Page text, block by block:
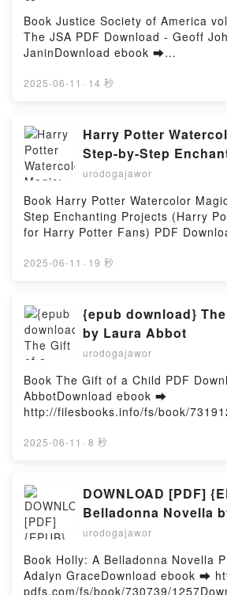
Robbie MacNiven VK, Runescape:
Hallowvale Robbie MacNiven
The Fall of Hallowvale Robbie
Free DownloadPowered by Firstory
Book Justice Society of America
The JSA PDF Download - Geoff
JaninDownload ebook ➡
or Read Online Justice Society of
vol. 2: Long Live The JSA Geoff
PDF, Justice Society of America
The JSA Geoff Johns, Mikel Janin
Society of America vol. 2: Long
Johns, Mikel Janin Read Online,
America vol. 2: Long Live The JSA
Mikel Janin Audiobook, Justice
vol. 2: Long Live The JSA Geoff
VK, Justice Society of America vol.
Mikel Janin Epub VK, Justice
2: Long Live The JSA Geoff
DownloadPowered by Firstory
2025-06-11 · 14 秒
Harry Potter
Step-by-Step
(Harry Potter Crafts,
Iphone New Format
urodogajawor
Book Harry Potter Watercolor
Step Enchanting Projects (Harry
for Harry Potter Fans) PDF
pdfs.com/fs/book/614538/
for Harry Potter Fans) Free Book
by Tugce AudoireHarry Potter
Step-by-Step Enchanting Projects
Crafts, Gifts for Harry Potter Fans)
PDF, Harry Potter Watercolor
Enchanting Projects (Harry Potter
Harry Potter Fans) Tugce Audoire
Watercolor Magic: 32 Step-by-Step
Projects (Harry Potter Crafts, Gifts
Projects (Harry Potter Crafts, Gifts
Fans) Tugce Audoire Audiobook,
Watercolor Magic: 32 Step-by-
Projects (Harry Potter Crafts, Gifts
Magic: 32 Step-by-Step Enchanting
Potter Crafts, Gifts for Harry Potter
2025-06-11 · 19 秒
{epub download}
by Laura Abbot
urodogajawor
Book The Gift of a Child PDF
AbbotDownload ebook ➡
http://filesbooks.info/fs/book/
ePub Mobi) by Laura AbbotThe
Gift of a Child Laura Abbot
Child Laura Abbot VK, The Gift of
Abbot Kindle, The Gift of a Child
VK, The Gift of a Child Laura Abbot
DownloadPowered by Firstory
2025-06-11 · 8 秒
DOWNLOAD [PDF]
Belladonna Novella
urodogajawor
Book Holly: A Belladonna Novella
Adalyn GraceDownload ebook ➡
pdfs.com/fs/book/730739/